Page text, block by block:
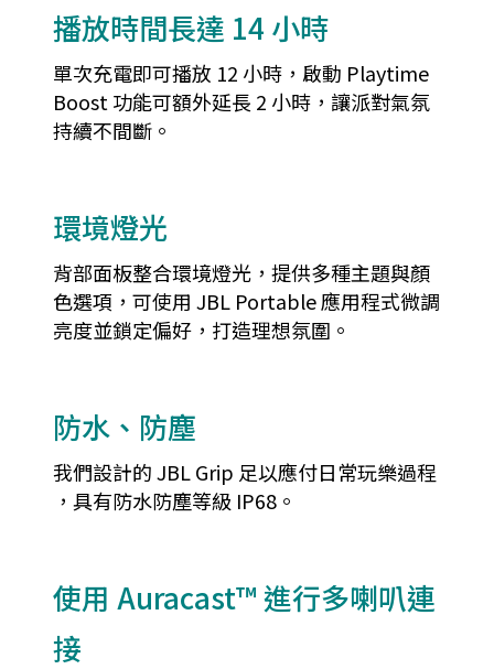
播放時間長達 14 小時
單次充電即可播放 12 小時，啟動 Playtime
Boost 功能可額外延長 2 小時，讓派對氣氛
持續不間斷。
環境燈光
背部面板整合環境燈光，提供多種主題與顏
色選項，可使用 JBL Portable 應用程式微調
亮度並鎖定偏好，打造理想氛圍。
防水、防塵
我們設計的 JBL Grip 足以應付日常玩樂過程
，具有防水防塵等級 IP68。
使用 Auracast™ 進行多喇叭連
接